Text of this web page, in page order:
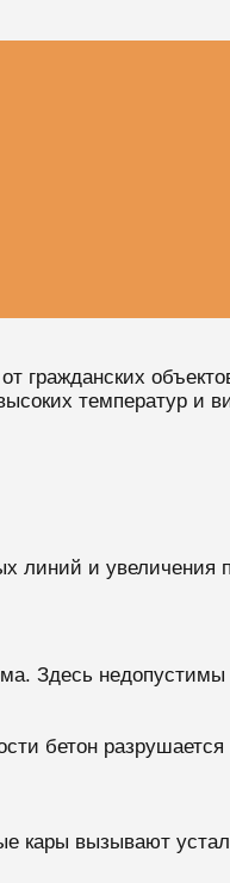
гражданских
температур и
линий и увеличения
Здесь
бетон разрушается
кары вызывают